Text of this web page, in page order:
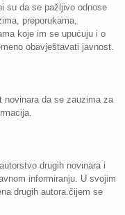
su da se pažljivo odnose
preporukama,
koje im se upućuju i o
obavještavati javnost.
novinara da se zauzima za
drugih novinara i
informiranju. U svojim
drugih autora čijem se